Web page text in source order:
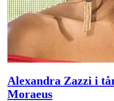
Alexandra Zazzi i
Moraeus